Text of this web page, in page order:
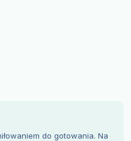
do gotowania. Na